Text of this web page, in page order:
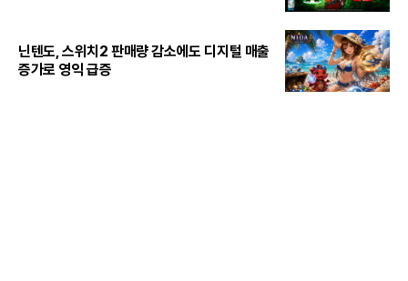
닌텐도, 스위치2 판매량 감소에도 디지털 매출
증가로 영익 급증